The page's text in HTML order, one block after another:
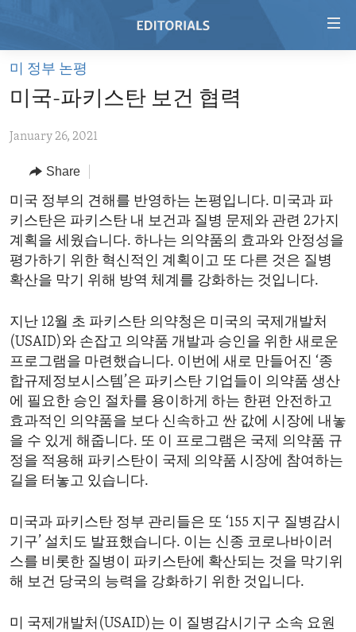
Skip
main
Skip
Navigation
Skip
to
Search
HOME
VIDEO
RADIO
REGIONS
AFRICA
AMERICAS
ASIA
EUROPE
MIDDLE EAST
TOPICS
HUMAN RIGHTS
SECURITY AND DEFENSE
AID AND DEVELOPMENT
DEMOCRACY AND GOVERNANCE
ECONOMY AND TRADE
ENVIRONMENT AND HEALTH
IDEALS AND INSTITUTIONS
ARCHIVE
ABOUT US
미 정부 논평
미국-파키스탄 보건 협력
January 26, 2021
Share
미국 정부의 견해를 반영하는 논평입니다. 미국과 파
키스탄은 파키스탄 내 보건과 질병 문제와 관련 2가지
계획을 세웠습니다. 하나는 의약품의 효과와 안정성을
평가하기 위한 혁신적인 계획이고 또 다른 것은 질병
확산을 막기 위해 방역 체계를 강화하는 것입니다.
지난 12월 초 파키스탄 의약청은 미국의 국제개발처
(USAID)와 손잡고 의약품 개발과 승인을 위한 새로운
프로그램을 마련했습니다. 이번에 새로 만들어진 ‘종
합규제정보시스템’은 파키스탄 기업들이 의약품 생산
에 필요한 승인 절차를 용이하게 하는 한편 안전하고
효과적인 의약품을 보다 신속하고 싼 값에 시장에 내놓
을 수 있게 해줍니다. 또 이 프로그램은 국제 의약품 규
정을 적용해 파키스탄이 국제 의약품 시장에 참여하는
길을 터놓고 있습니다.
미국과 파키스탄 정부 관리들은 또 ‘155 지구 질병감시
기구’ 설치도 발표했습니다. 이는 신종 코로나바이러
스를 비롯한 질병이 파키스탄에 확산되는 것을 막기위
해 보건 당국의 능력을 강화하기 위한 것입니다.
미 국제개발처(USAID)는 이 질병감시기구 소속 요원